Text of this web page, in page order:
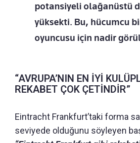
potansiyeli olağanüstü
yüksekti. Bu, hücumcu
oyuncusu için nadir
“AVRUPA’NIN EN İYİ
REKABET ÇOK ÇETİNDİR”
Eintracht Frankfurt’taki forma
seviyede olduğunu söyleyen